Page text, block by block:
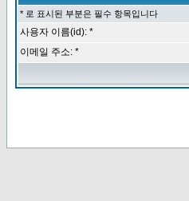
* 로 표시된 부분은 필수 항목입니다
사용자 이름(id): *
이메일 주소: *